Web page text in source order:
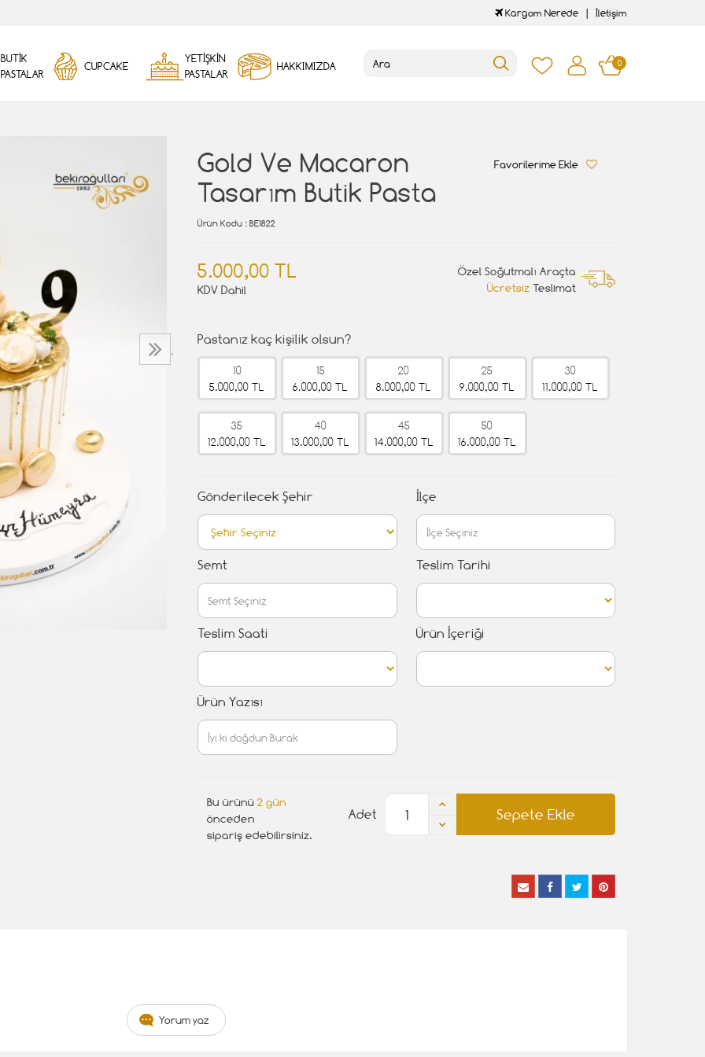
Kargom Nerede İletişim
BUTİK
PASTALAR
CUPCAKE
YETİŞKİN
PASTALAR
HAKKIMIZDA 0
›
Gold Ve Macaron
Tasarım Butik Pasta
Favorilerime Ekle
Ürün Kodu : BE1822
5.000,00 TL
KDV Dahil
Özel Soğutmalı Araçta
Ücretsiz Teslimat
Pastanız kaç kişilik olsun?
10
5.000,00 TL
15
6.000,00 TL
20
8.000,00 TL
25
9.000,00 TL
30
11.000,00 TL
35
12.000,00 TL
40
13.000,00 TL
45
14.000,00 TL
50
16.000,00 TL
Gönderilecek Şehir İlçe
Semt Teslim Tarihi
Teslim Saati Ürün İçeriği
Ürün Yazısı
Bu ürünü 2 gün
önceden
sipariş edebilirsiniz.
Sepete Ekle
Adet
Yorum yaz